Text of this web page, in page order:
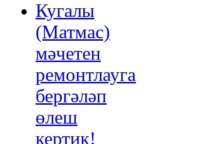
Кугалы
(Матмас)
мәчетен
ремонтлауга
бергәләп
өлеш
кертик!